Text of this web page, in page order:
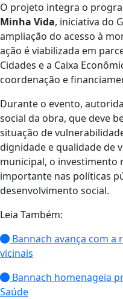
O projeto integra o
Minha Vida, iniciativa do
ampliação do acesso à
ação é viabilizada em
Cidades e a Caixa
coordenação e
Durante o evento,
social da obra, que deve
situação de
dignidade e qualidade de
municipal, o investimento
importante nas políticas
desenvolvimento social.
Leia Também:
Bannach avança com a
vicinais
Bannach homenageia
Saúde